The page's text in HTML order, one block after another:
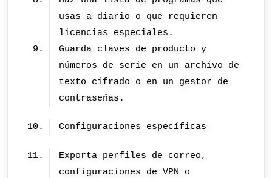
usas a diario o que requieren
licencias especiales.
Guarda claves de producto y
números de serie en un archivo de
texto cifrado o en un gestor de
contraseñas.
Configuraciones específicas
Exporta perfiles de correo,
configuraciones de VPN o